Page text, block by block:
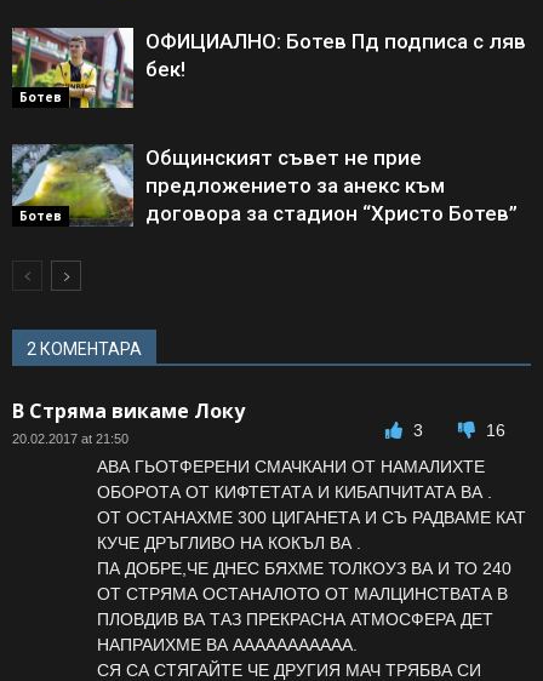
Ботев
ОФИЦИАЛНО: Ботев Пд подписа с ляв
бек!
Ботев
Общинският съвет не прие
предложението за анекс към
договора за стадион “Христо Ботев”
2 КОМЕНТАРА
В Стряма викаме Локу
20.02.2017 at 21:50 3
16
АВА ГЬОТФЕРЕНИ СМАЧКАНИ ОТ НАМАЛИХТЕ
ОБОРОТА ОТ КИФТЕТАТА И КИБАПЧИТАТА ВА .
ОТ ОСТАНАХМЕ 300 ЦИГАНЕТА И СЪ РАДВАМЕ КАТ
КУЧЕ ДРЪГЛИВО НА КОКЪЛ ВА .
ПА ДОБРЕ,ЧЕ ДНЕС БЯХМЕ ТОЛКОУЗ ВА И ТО 240
ОТ СТРЯМА ОСТАНАЛОТО ОТ МАЛЦИНСТВАТА В
ПЛОВДИВ ВА ТАЗ ПРЕКРАСНА АТМОСФЕРА ДЕТ
НАПРАИХМЕ ВА ААААААААААА.
СЯ СА СТЯГАЙТЕ ЧЕ ДРУГИЯ МАЧ ТРЯБВА СИ